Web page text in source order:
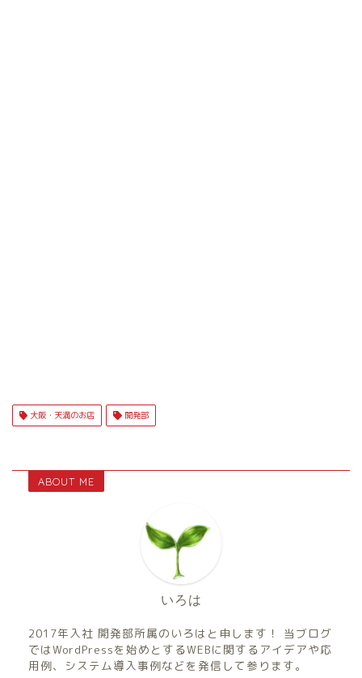
大阪・天満のお店 開発部
ABOUT ME
いろは
2017年入社 開発部所属のいろはと申します！ 当ブログ
ではWordPressを始めとするWEBに関するアイデアや応
用例、システム導入事例などを発信して参ります。